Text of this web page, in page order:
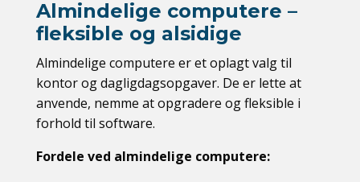
Almindelige computere –
fleksible og alsidige
Almindelige computere er et oplagt valg til
kontor og dagligdagsopgaver. De er lette at
anvende, nemme at opgradere og fleksible i
forhold til software.
Fordele ved almindelige computere: